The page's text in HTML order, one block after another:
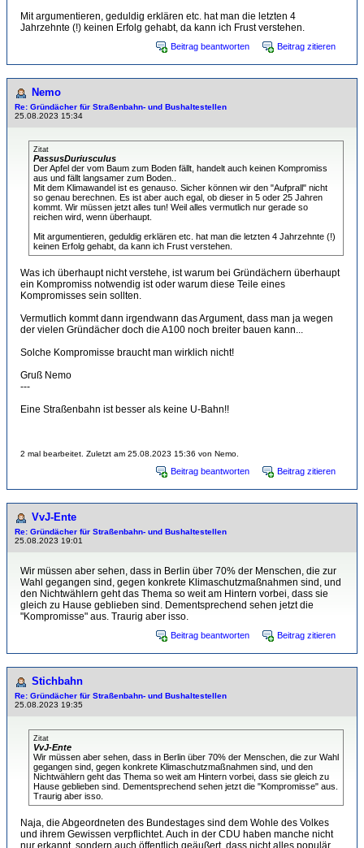
Mit argumentieren, geduldig erklären etc. hat man die letzten 4
Jahrzehnte (!) keinen Erfolg gehabt, da kann ich Frust verstehen.
Beitrag beantworten Beitrag zitieren
Nemo
Re: Gründächer für Straßenbahn- und Bushaltestellen
25.08.2023 15:34
Zitat
PassusDuriusculus
Der Apfel der vom Baum zum Boden fällt, handelt auch keinen Kompromiss
aus und fällt langsamer zum Boden..
Mit dem Klimawandel ist es genauso. Sicher können wir den "Aufprall" nicht
so genau berechnen. Es ist aber auch egal, ob dieser in 5 oder 25 Jahren
kommt. Wir müssen jetzt alles tun! Weil alles vermutlich nur gerade so
reichen wird, wenn überhaupt.
Mit argumentieren, geduldig erklären etc. hat man die letzten 4 Jahrzehnte (!)
keinen Erfolg gehabt, da kann ich Frust verstehen.
Was ich überhaupt nicht verstehe, ist warum bei Gründächern überhaupt
ein Kompromiss notwendig ist oder warum diese Teile eines
Kompromisses sein sollten.
Vermutlich kommt dann irgendwann das Argument, dass man ja wegen
der vielen Gründächer doch die A100 noch breiter bauen kann...
Solche Kompromisse braucht man wirklich nicht!
Gruß Nemo
---
Eine Straßenbahn ist besser als keine U-Bahn!!
2 mal bearbeitet. Zuletzt am 25.08.2023 15:36 von Nemo.
Beitrag beantworten Beitrag zitieren
VvJ-Ente
Re: Gründächer für Straßenbahn- und Bushaltestellen
25.08.2023 19:01
Wir müssen aber sehen, dass in Berlin über 70% der Menschen, die zur
Wahl gegangen sind, gegen konkrete Klimaschutzmaßnahmen sind, und
den Nichtwählern geht das Thema so weit am Hintern vorbei, dass sie
gleich zu Hause geblieben sind. Dementsprechend sehen jetzt die
"Kompromisse" aus. Traurig aber isso.
Beitrag beantworten Beitrag zitieren
Stichbahn
Re: Gründächer für Straßenbahn- und Bushaltestellen
25.08.2023 19:35
Zitat
VvJ-Ente
Wir müssen aber sehen, dass in Berlin über 70% der Menschen, die zur Wahl
gegangen sind, gegen konkrete Klimaschutzmaßnahmen sind, und den
Nichtwählern geht das Thema so weit am Hintern vorbei, dass sie gleich zu
Hause geblieben sind. Dementsprechend sehen jetzt die "Kompromisse" aus.
Traurig aber isso.
Naja, die Abgeordneten des Bundestages sind dem Wohle des Volkes
und ihrem Gewissen verpflichtet. Auch in der CDU haben manche nicht
nur erkannt, sondern auch öffentlich geäußert, dass nicht alles populär